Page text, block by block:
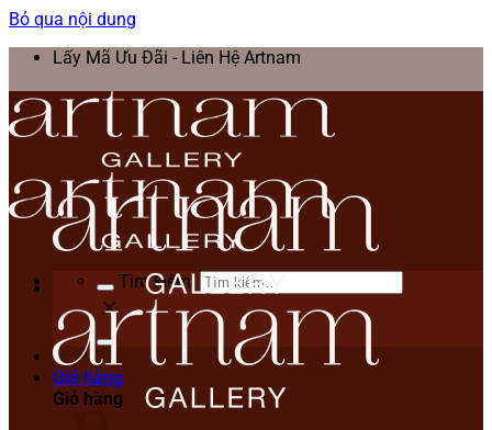
Bỏ qua nội dung
Lấy Mã Ưu Đãi - Liên Hệ Artnam
Tìm kiếm:
Giỏ hàng
Giỏ hàng